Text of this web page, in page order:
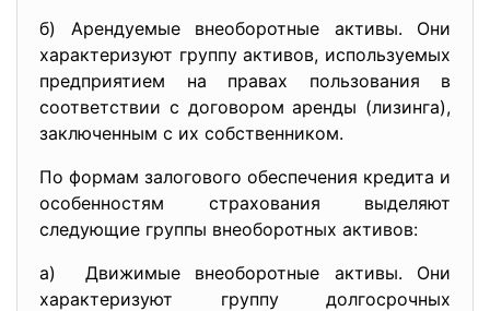
б) Арендуемые внеоборотные активы. Они
характеризуют группу активов, используемых
предприятием на правах пользования в
соответствии с договором аренды (лизинга),
заключенным с их собственником.
По формам залогового обеспечения кредита и
особенностям страхования выделяют
следующие группы внеоборотных активов:
а) Движимые внеоборотные активы. Они
характеризуют группу долгосрочных